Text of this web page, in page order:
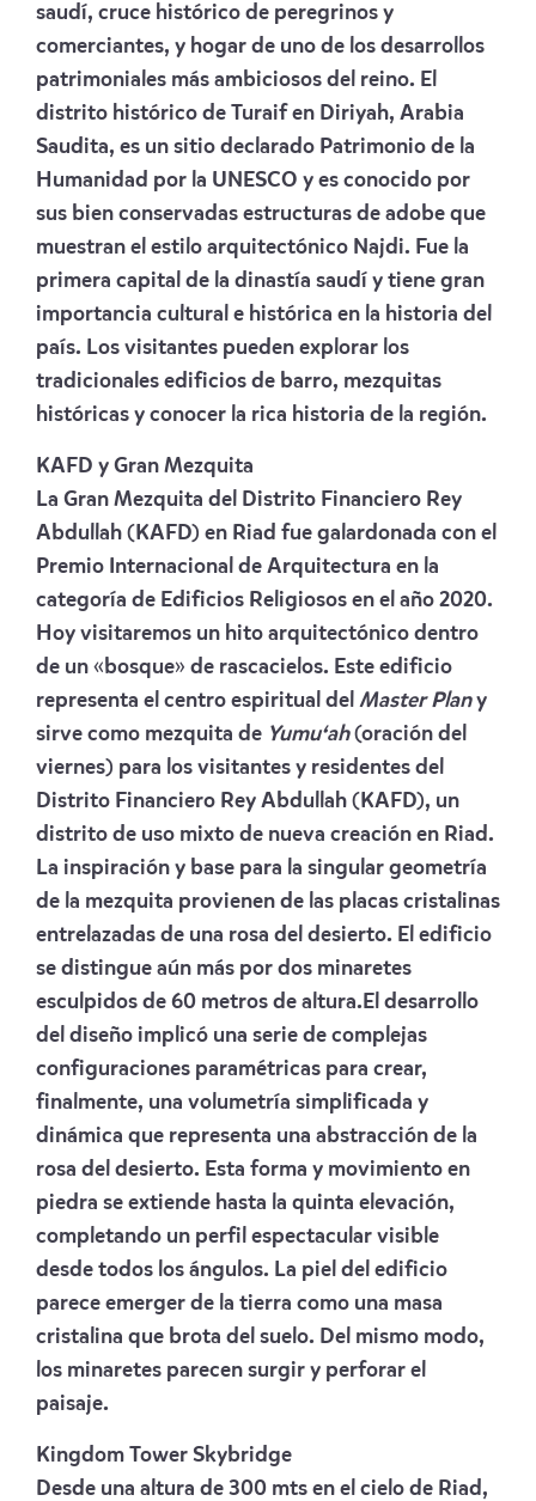
saudí, cruce histórico de peregrinos y
comerciantes, y hogar de uno de los desarrollos
patrimoniales más ambiciosos del reino. El
distrito histórico de Turaif en Diriyah, Arabia
Saudita, es un sitio declarado Patrimonio de la
Humanidad por la UNESCO y es conocido por
sus bien conservadas estructuras de adobe que
muestran el estilo arquitectónico Najdi. Fue la
primera capital de la dinastía saudí y tiene gran
importancia cultural e histórica en la historia del
país. Los visitantes pueden explorar los
tradicionales edificios de barro, mezquitas
históricas y conocer la rica historia de la región.
KAFD y Gran Mezquita
La Gran Mezquita del Distrito Financiero Rey
Abdullah (KAFD) en Riad fue galardonada con el
Premio Internacional de Arquitectura en la
categoría de Edificios Religiosos en el año 2020.
Hoy visitaremos un hito arquitectónico dentro
de un «bosque» de rascacielos. Este edificio
representa el centro espiritual del Master Plany
sirve como mezquita de Yumu‘ah(oración del
viernes) para los visitantes y residentes del
Distrito Financiero Rey Abdullah (KAFD), un
distrito de uso mixto de nueva creación en Riad.
La inspiración y base para la singular geometría
de la mezquita provienen de las placas cristalinas
entrelazadas de una rosa del desierto. El edificio
se distingue aún más por dos minaretes
esculpidos de 60 metros de altura.El desarrollo
del diseño implicó una serie de complejas
configuraciones paramétricas para crear,
finalmente, una volumetría simplificada y
dinámica que representa una abstracción de la
rosa del desierto. Esta forma y movimiento en
piedra se extiende hasta la quinta elevación,
completando un perfil espectacular visible
desde todos los ángulos. La piel del edificio
parece emerger de la tierra como una masa
cristalina que brota del suelo. Del mismo modo,
los minaretes parecen surgir y perforar el
paisaje.
Kingdom Tower Skybridge
Desde una altura de 300 mts en el cielo de Riad,